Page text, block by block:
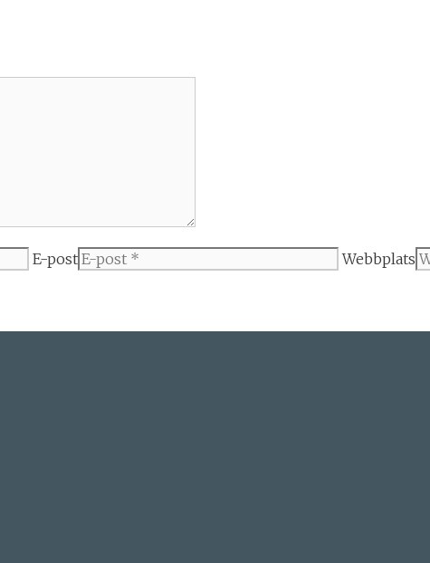
E-post Webbplats